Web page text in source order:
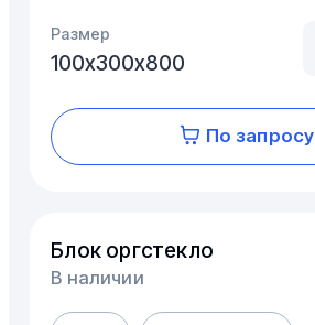
Размер
100х300х800
По запросу
Блок оргстекло
В наличии